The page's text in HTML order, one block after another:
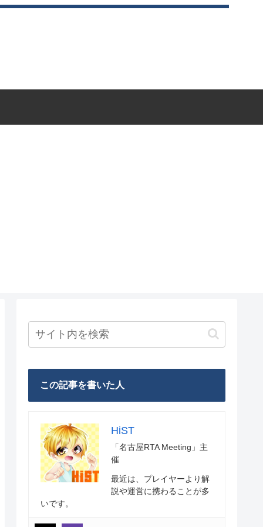
この記事を書いた人
HiST
「名古屋RTA Meeting」主
催
最近は、プレイヤーより解
説や運営に携わることが多
いです。